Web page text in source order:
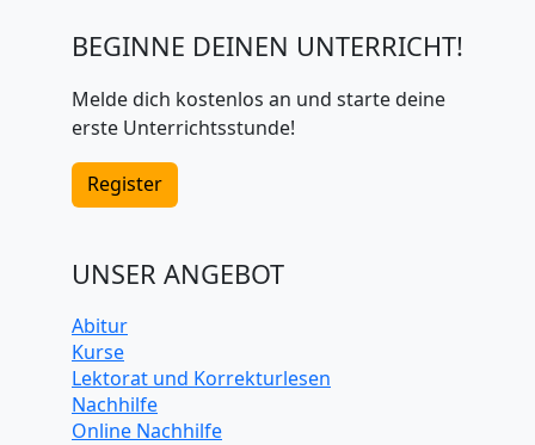
BEGINNE DEINEN UNTERRICHT!
Melde dich kostenlos an und starte deine
erste Unterrichtsstunde!
Register
UNSER ANGEBOT
Abitur
Kurse
Lektorat und Korrekturlesen
Nachhilfe
Online Nachhilfe